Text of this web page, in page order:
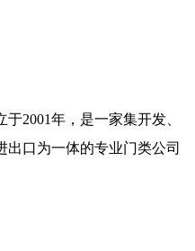
2001年，是一家集开发、
口为一体的专业门类公司